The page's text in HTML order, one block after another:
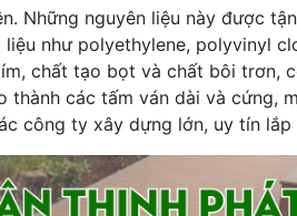
Những nguyên liệu này được
như polyethylene, polyvinyl
chất tạo bọt và chất bôi trơn,
các tấm ván dài và cứng,
công ty xây dựng lớn, uy tín